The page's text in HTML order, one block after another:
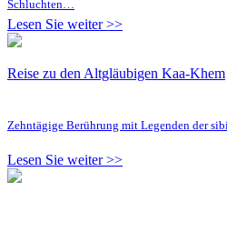
Schluchten…
Lesen Sie weiter >>
Reise zu den Altgläubigen Kaa-Khem
Zehntägige Berührung mit Legenden der
Lesen Sie weiter >>